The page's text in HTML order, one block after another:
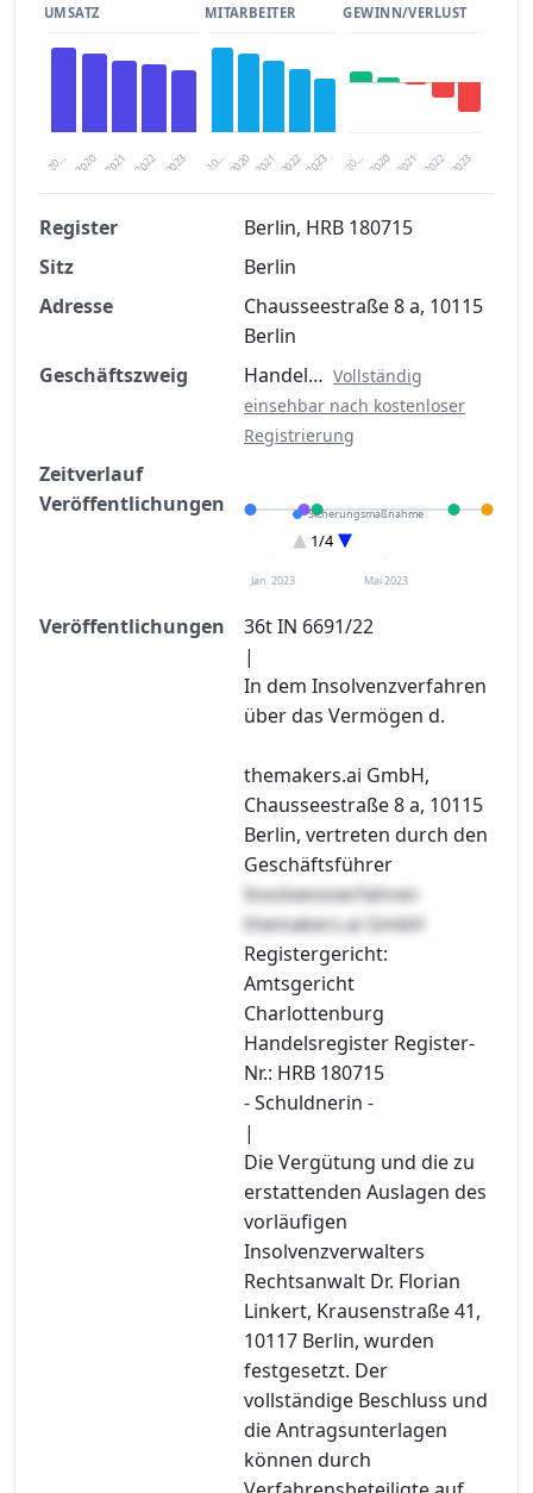
UMSATZ
20… 2021 2023
2020 2022
MITARBEITER
20… 2021 2023
2020 2022
GEWINN/VERLUST
20… 2021 2023
2020 2022
Finanzkennzahlen nach kostenloser
Registrierung verfügbar
Jetzt kostenlos registrieren
Register
Berlin, HRB 180715
Sitz
Berlin
Adresse
Chausseestraße 8 a, 10115
Berlin
Geschäftszweig
Handel… Vollständig
einsehbar nach kostenloser
Registrierung
Zeitverlauf
Veröffentlichungen
Sicherungsmaßnahme
Eröffnung
Sonstiges
1/4
Jan. 2023 Mai 2023
Veröffentlichungen
36t IN 6691/22
|
In dem Insolvenzverfahren
über das Vermögen d.
themakers.ai GmbH,
Chausseestraße 8 a, 10115
Berlin, vertreten durch den
Geschäftsführer
Insolvenzverfahren
themakers.ai GmbH
Registergericht:
Amtsgericht
Charlottenburg
Handelsregister Register-
Nr.: HRB 180715
- Schuldnerin -
|
Die Vergütung und die zu
erstattenden Auslagen des
vorläufigen
Insolvenzverwalters
Rechtsanwalt Dr. Florian
Linkert, Krausenstraße 41,
10117 Berlin, wurden
festgesetzt. Der
vollständige Beschluss und
die Antragsunterlagen
können durch